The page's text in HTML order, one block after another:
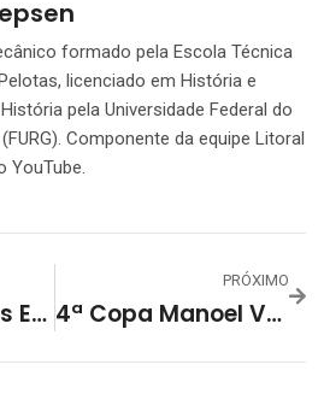
formado pela Escola Técnica
licenciado em História e
pela Universidade Federal do
Componente da equipe Litoral
YouTube.
Conferência Dos Esportes: Dia De Palestras, Debates E Propostas
PRÓXIMO
4ª Copa Manoel Vargas Tem Rodada Nesse Sábado